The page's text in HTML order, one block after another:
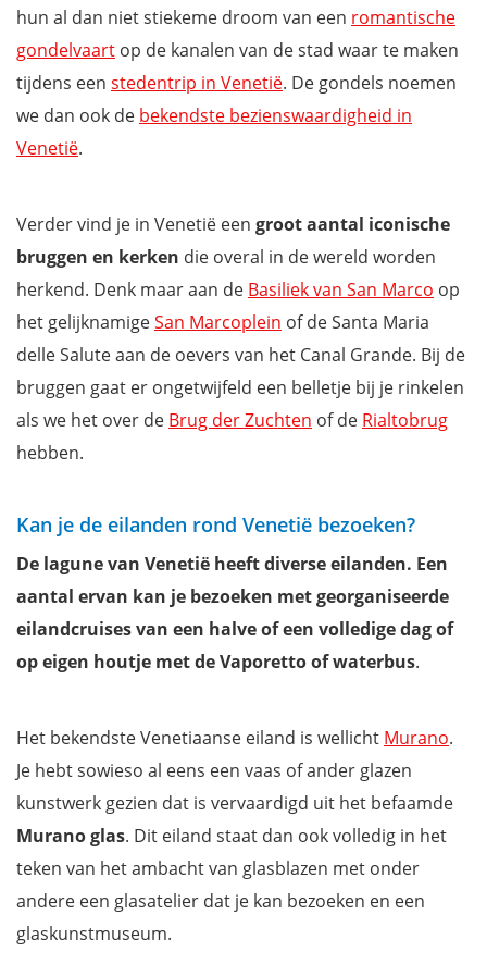
hun al dan niet stiekeme droom van een romantische
gondelvaart op de kanalen van de stad waar te maken
tijdens een stedentrip in Venetië. De gondels noemen
we dan ook de bekendste bezienswaardigheid in
Venetië.
Verder vind je in Venetië een groot aantal iconische
bruggen en kerken die overal in de wereld worden
herkend. Denk maar aan de Basiliek van San Marco op
het gelijknamigeSan Marcoplein of de Santa Maria
delle Salute aan de oevers van het Canal Grande. Bij de
bruggen gaat er ongetwijfeld een belletje bij je rinkelen
als we het over de Brug der Zuchten of de Rialtobrug
hebben.
Kan je de eilanden rond Venetië bezoeken?
De lagune van Venetië heeft diverse eilanden. Een
aantal ervan kan je bezoeken met georganiseerde
eilandcruises van een halve of een volledige dag of
op eigen houtje met de Vaporetto of waterbus.
Het bekendste Venetiaanse eiland is wellicht Murano.
Je hebt sowieso al eens een vaas of ander glazen
kunstwerk gezien dat is vervaardigd uit het befaamde
Murano glas. Dit eiland staat dan ook volledig in het
teken van het ambacht van glasblazen met onder
andere een glasatelier dat je kan bezoeken en een
glaskunstmuseum.